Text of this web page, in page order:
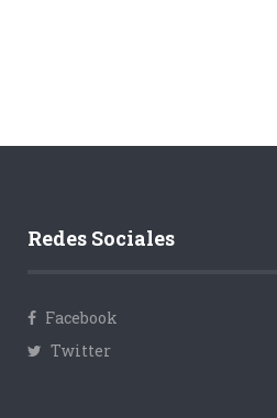
Redes Sociales
Facebook
Twitter